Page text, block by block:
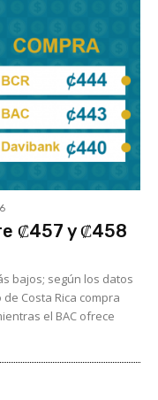
₡457 y ₡458
bajos; según los datos
Costa Rica compra
el BAC ofrece